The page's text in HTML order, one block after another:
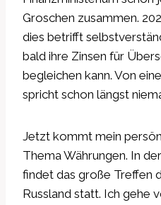
Groschen zusammen.
dies betrifft
bald ihre Zinsen für
begleichen kann. Von
spricht schon längst
Jetzt kommt mein
Thema Währungen. In
findet das große Treffen
Russland statt. Ich gehe